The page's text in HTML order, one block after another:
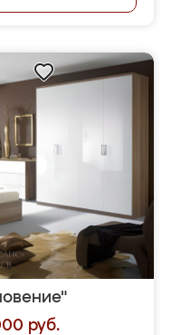
руб.